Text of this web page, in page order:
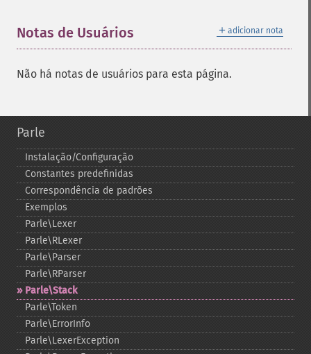
＋ adicionar nota
Notas de Usuários
Não há notas de usuários para esta página.
Parle
Instalação/Configuração
Constantes predefinidas
Correspondência de padrões
Exemplos
Parle\Lexer
Parle\RLexer
Parle\Parser
Parle\RParser
Parle\Stack
Parle\Token
Parle\ErrorInfo
Parle\LexerException